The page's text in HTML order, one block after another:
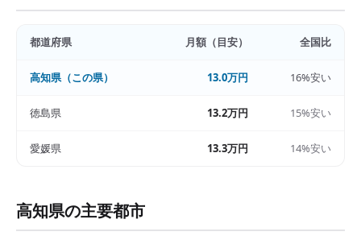
都道府県 月額（目安） 全国比
高知県（この県） 13.0万円 16%安い
徳島県 13.2万円 15%安い
愛媛県 13.3万円 14%安い
高知県の主要都市